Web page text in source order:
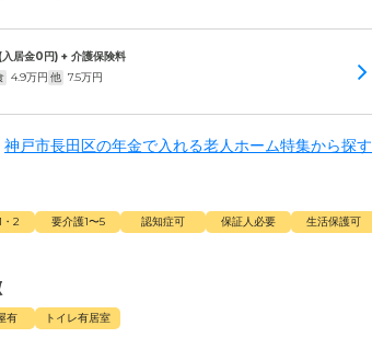
(入居金0円) + 介護保険料
4.9万円 他 7.5万円
神戸市長田区の年金で入れる老人ホーム特集から探す
・2 要介護1〜5 認知症可 保証人必要
生活保護可
有 トイレ有居室